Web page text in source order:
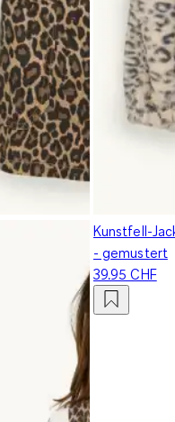
Kunstfell-
- gemustert
39.95 CHF